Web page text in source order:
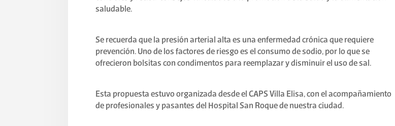
saludable.
Se recuerda que la presión arterial alta es una enfermedad crónica que requiere
prevención. Uno de los factores de riesgo es el consumo de sodio, por lo que se
ofrecieron bolsitas con condimentos para reemplazar y disminuir el uso de sal.
Esta propuesta estuvo organizada desde el CAPS Villa Elisa, con el acompañamiento
de profesionales y pasantes del Hospital San Roque de nuestra ciudad.